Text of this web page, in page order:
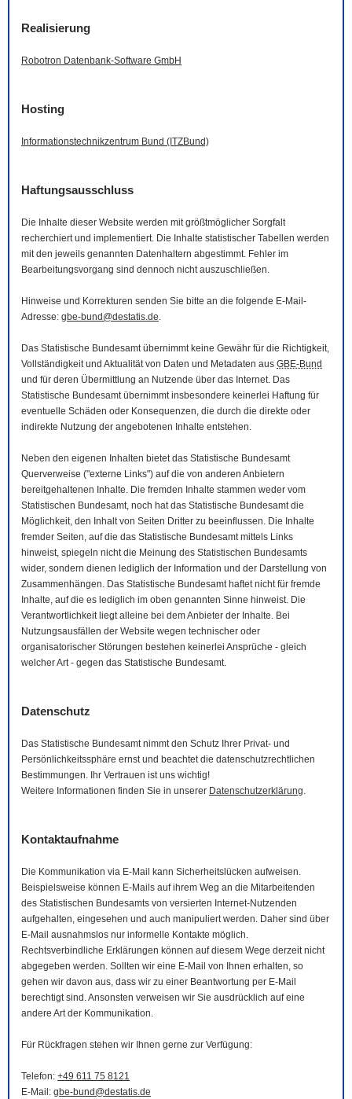
Realisierung
Robotron Datenbank-Software GmbH
Hosting
Informationstechnikzentrum Bund (ITZBund)
Haftungsausschluss
Die Inhalte dieser Website werden mit größtmöglicher Sorgfalt
recherchiert und implementiert. Die Inhalte statistischer Tabellen werden
mit den jeweils genannten Datenhaltern abgestimmt. Fehler im
Bearbeitungsvorgang sind dennoch nicht auszuschließen.
Hinweise und Korrekturen senden Sie bitte an die folgende E-Mail -
Adresse: gbe-bund@destatis.de.
Das Statistische Bundesamt übernimmt keine Gewähr für die Richtigkeit,
Vollständigkeit und Aktualität von Daten und Metadaten aus GBE-Bund
und für deren Übermittlung an Nutzende über das Internet. Das
Statistische Bundesamt übernimmt insbesondere keinerlei Haftung für
eventuelle Schäden oder Konsequenzen, die durch die direkte oder
indirekte Nutzung der angebotenen Inhalte entstehen.
Neben den eigenen Inhalten bietet das Statistische Bundesamt
Querverweise ("externe Links") auf die von anderen Anbietern
bereitgehaltenen Inhalte. Die fremden Inhalte stammen weder vom
Statistischen Bundesamt, noch hat das Statistische Bundesamt die
Möglichkeit, den Inhalt von Seiten Dritter zu beeinflussen. Die Inhalte
fremder Seiten, auf die das Statistische Bundesamt mittels Links
hinweist, spiegeln nicht die Meinung des Statistischen Bundesamts
wider, sondern dienen lediglich der Information und der Darstellung von
Zusammenhängen. Das Statistische Bundesamt haftet nicht für fremde
Inhalte, auf die es lediglich im oben genannten Sinne hinweist. Die
Verantwortlichkeit liegt alleine bei dem Anbieter der Inhalte. Bei
Nutzungsausfällen der Website wegen technischer oder
organisatorischer Störungen bestehen keinerlei Ansprüche - gleich
welcher Art - gegen das Statistische Bundesamt.
Datenschutz
Das Statistische Bundesamt nimmt den Schutz Ihrer Privat- und
Persönlichkeitssphäre ernst und beachtet die datenschutzrechtlichen
Bestimmungen. Ihr Vertrauen ist uns wichtig!
Weitere Informationen finden Sie in unserer Datenschutzerklärung.
Kontaktaufnahme
Die Kommunikation via E-Mail
kann Sicherheitslücken aufweisen.
Beispielsweise können E-Mails auf ihrem Weg an die Mitarbeitenden
des Statistischen Bundesamts von versierten Internet-Nutzenden
aufgehalten, eingesehen und auch manipuliert werden. Daher sind über
E-Mail ausnahmslos nur informelle Kontakte möglich.
Rechtsverbindliche Erklärungen können auf diesem Wege derzeit nicht
abgegeben werden. Sollten wir eine E-Mail von Ihnen erhalten, so
gehen wir davon aus, dass wir zu einer Beantwortung per E-Mail
berechtigt sind. Ansonsten verweisen wir Sie ausdrücklich auf eine
andere Art der Kommunikation.
Für Rückfragen stehen wir Ihnen gerne zur Verfügung:
Telefon: +49 611 75 8121
E-Mail : gbe-bund@destatis.de